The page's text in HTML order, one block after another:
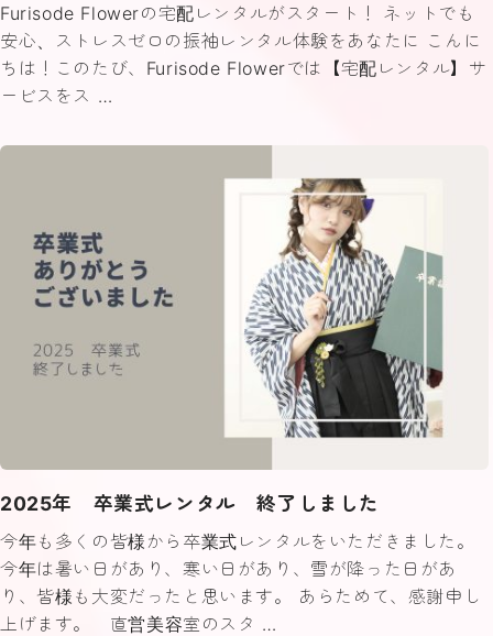
Furisode Flowerの宅配レンタルがスタート！ ネットでも
安心、ストレスゼロの振袖レンタル体験をあなたに こんに
ちは！このたび、Furisode Flowerでは【宅配レンタル】サ
ービスをス …
2025年 卒業式レンタル 終了しました
今年も多くの皆様から卒業式レンタルをいただきました。
今年は暑い日があり、寒い日があり、雪が降った日があ
り、皆様も大変だったと思います。 あらためて、感謝申し
上げます。 直営美容室のスタ …